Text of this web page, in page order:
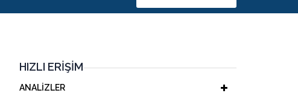
HIZLI ERIŞIM
ANALIZLER